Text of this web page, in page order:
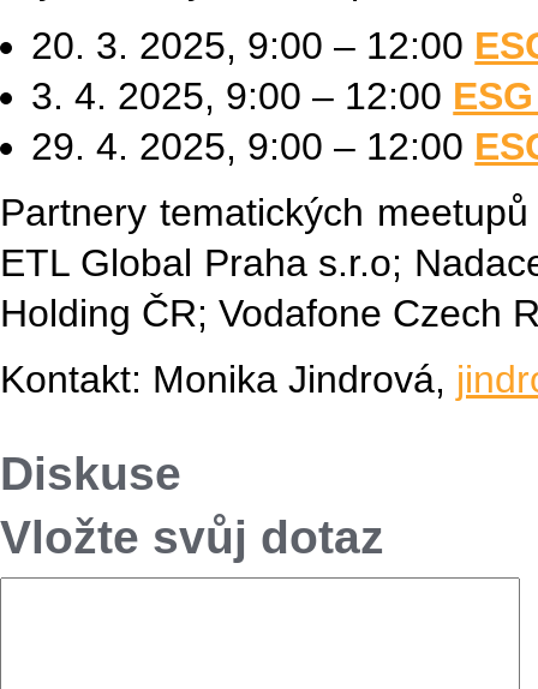
20. 3. 2025, 9:00 – 12:00
3. 4. 2025, 9:00 – 12:00
29. 4. 2025, 9:00 – 12:00
Partnery tematických
ETL Global Praha s.r.o;
Holding ČR; Vodafone Czech
Kontakt: Monika Jindrová,
Diskuse
Vložte svůj dotaz